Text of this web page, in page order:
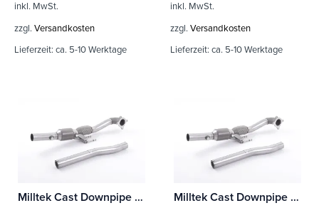
inkl. MwSt.
zzgl. Versandkosten
Lieferzeit: ca. 5-10 Werktage
inkl. MwSt.
zzgl. Versandkosten
Lieferzeit: ca. 5-10 Werktage
Milltek Cast Downpipe with HJS High Flow Sports Cat Volkswagen Golf Mk5 GTi 2.0T FSI
Milltek Cast Downpipe with HJS High Flow Sports Cat Skoda Octavia vRS 2.0T FSi